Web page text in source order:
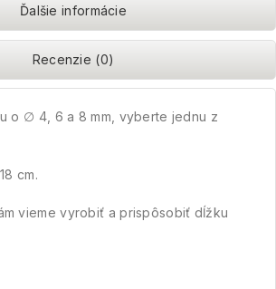
Ďalšie informácie
Recenzie (0)
o ∅ 4, 6 a 8 mm, vyberte jednu z
cm.
vieme vyrobiť a prispôsobiť dĺžku